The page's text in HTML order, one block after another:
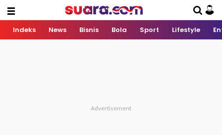
Indeks News Bisnis Bola Sport Lifestyle